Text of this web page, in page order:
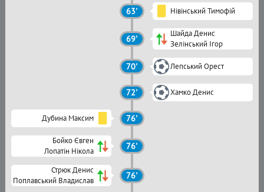
63' Нівінський Тимофій
69'
Шайда Денис
Зелінський Ігор
70' Лепський Орест
72' Хамко Денис
Дубина Максим 76'
Бойко Євген
Лопатін Нікола
76'
Стрюк Денис
Поплавський Владислав
76'